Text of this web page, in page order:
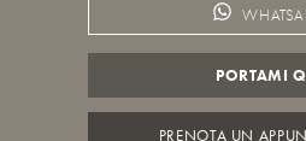
PORTAMI
PRENOTA UN